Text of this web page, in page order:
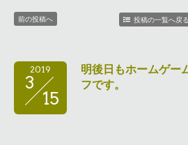
前の投稿へ 投稿の一覧へ戻る
2019
3
15
明後日もホームゲー
フです。